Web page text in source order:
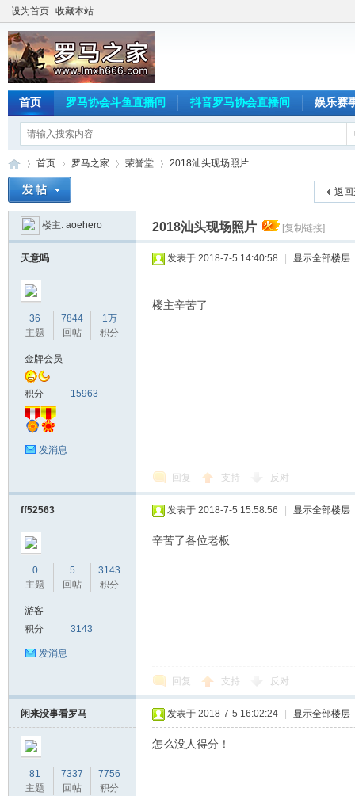
设为首页 收藏本站
首页 罗马协会斗鱼直播间 抖音罗马协会直播间 娱乐赛
»
首页
›
罗马之家 荣誉堂
›
2018汕头现场照片
返
楼主: aoehero 2018汕头现场照片 [复制链接]
天意吗
36
主题
7844
回帖
1万
积分
金牌会员
积分 15963
发消息
发表于 2018-7-5 14:40:58 显示全部楼层
楼主辛苦了
回复 支持 反对
ff52563
0
主题
5
回帖
3143
积分
游客
积分
3143
发消息
发表于 2018-7-5 15:58:56 显示全部楼层
辛苦了各位老板
回复 支持 反对
闲来没事看罗马
81
主题
7337
回帖
7756
积分
发表于 2018-7-5 16:02:24 显示全部楼层
怎么没人得分！